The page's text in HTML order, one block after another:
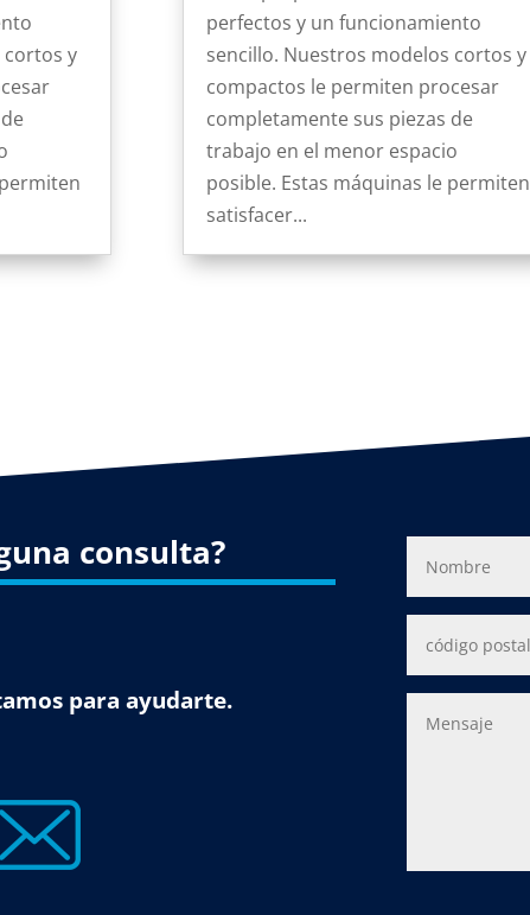
cortos y
perfectos y un funcionamiento
sencillo. Nuestros modelos cortos y
compactos le permiten procesar
completamente sus piezas de
trabajo en el menor espacio
posible. Estas máquinas le permiten
satisfacer...
consulta?
para ayudarte.